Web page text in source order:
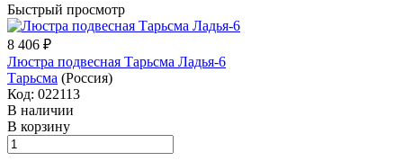
Быстрый просмотр
8 406 ₽
Люстра подвесная Тарьсма Ладья-6
Тарьсма (Россия)
Код: 022113
В наличии
В корзину